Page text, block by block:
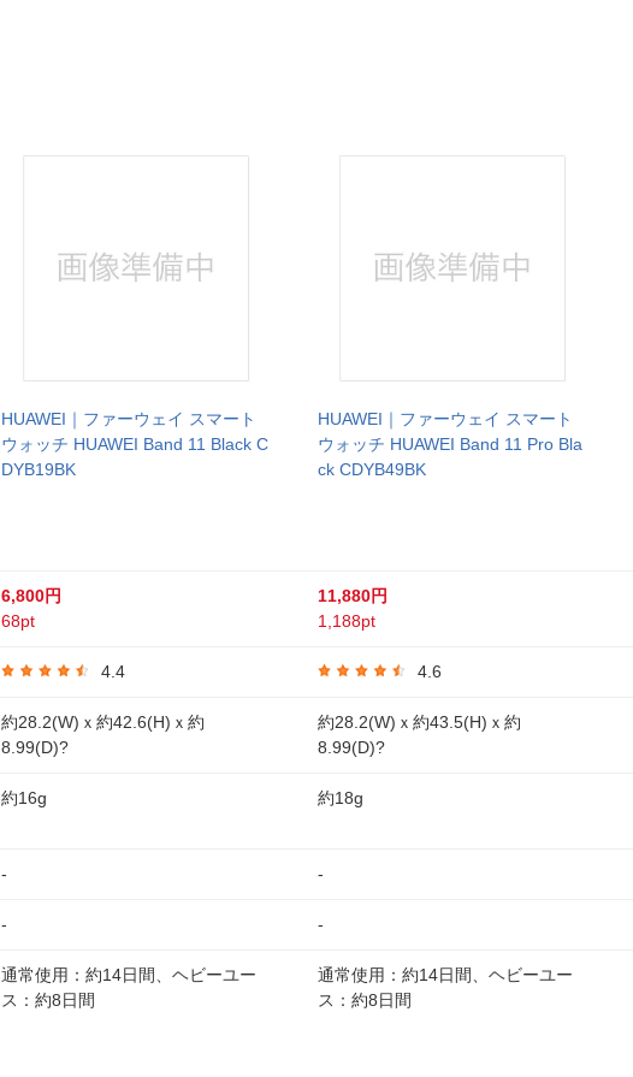
HUAWEI｜ファーウェイ スマート
ウォッチ HUAWEI Band 11 Black C
DYB19BK
6,800円
68pt
4.4
約28.2(W)ｘ約42.6(H)ｘ約
8.99(D)?
約16g
-
-
通常使用：約14日間、ヘビーユー
ス：約8日間
HUAWEI｜ファーウェイ スマート
ウォッチ HUAWEI Band 11 Pro Bla
ck CDYB49BK
11,880円
1,188pt
4.6
約28.2(W)ｘ約43.5(H)ｘ約
8.99(D)?
約18g
-
-
通常使用：約14日間、ヘビーユー
ス：約8日間